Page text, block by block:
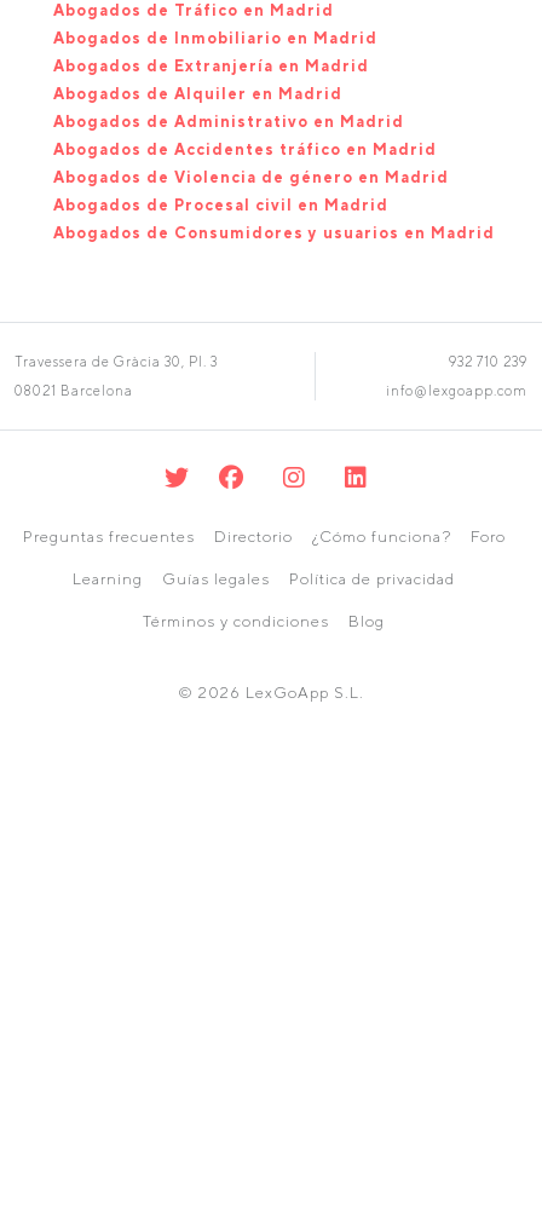
Abogados de Tráfico en Madrid
Abogados de Inmobiliario en Madrid
Abogados de Extranjería en Madrid
Abogados de Alquiler en Madrid
Abogados de Administrativo en Madrid
Abogados de Accidentes tráfico en Madrid
Abogados de Violencia de género en Madrid
Abogados de Procesal civil en Madrid
Abogados de Consumidores y usuarios en Madrid
Travessera de Gràcia 30, Pl. 3
08021 Barcelona
932 710 239
info@lexgoapp.com
Preguntas frecuentes Directorio ¿Cómo funciona? Foro
Learning Guías legales Política de privacidad
Términos y condiciones Blog
© 2026 LexGoApp S.L.